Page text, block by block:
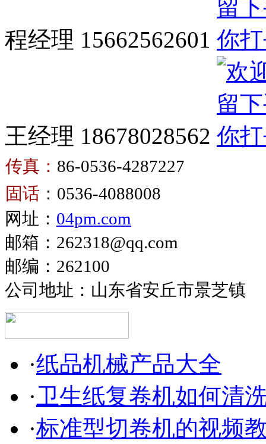
程经理 15662562601
王经理 18678028562
生
纸
复
机
传真： 86-0536-4287227
生
纸
生
产
设
备
固话 ：0536-4088008
网址： 04pm.com
邮箱：262318@qq.com
邮编：262100
公司地址：山东省安丘市景芝镇
·纸品机械产品大全
·卫生纸复卷机如何清
·标准型切卷机的视频